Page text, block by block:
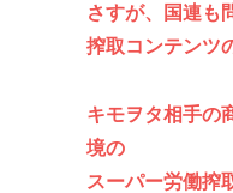
さすが、国連も
搾取コンテンツ
キモヲタ相手の
境の
スーパー労働搾